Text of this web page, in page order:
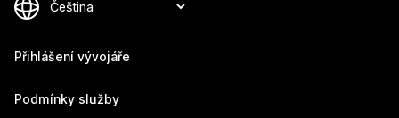
Přihlášení vývojáře
Podmínky služby